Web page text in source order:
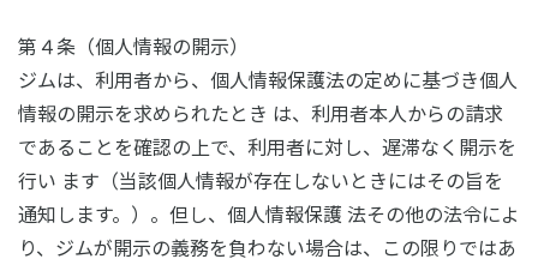
第４条（個人情報の開示）
ジムは、利用者から、個人情報保護法の定めに基づき個人
情報の開示を求められたとき は、利用者本人からの請求
であることを確認の上で、利用者に対し、遅滞なく開示を
行い ます（当該個人情報が存在しないときにはその旨を
通知します。）。但し、個人情報保護 法その他の法令によ
り、ジムが開示の義務を負わない場合は、この限りではあ